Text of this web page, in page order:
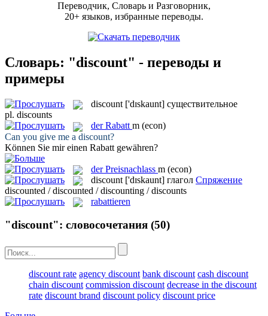
Переводчик, Словарь и Разговорник,
20+ языков, избранные переводы.
Словарь: "discount" - переводы и
примеры
discount ['dɪskaunt] существительное
pl. discounts
derRabatt m (econ)
Can you give me a discount?
Können Sie mir einen Rabatt gewähren?
derPreisnachlass m (econ)
discount ['dɪskaunt] глагол Спряжение
discounted / discounted / discounting / discounts
rabattieren
"discount": словосочетания (50)
discount rate agency discount bank discount cash discount
chain discount commission discount decrease in the discount
rate discount brand discount policy discount price